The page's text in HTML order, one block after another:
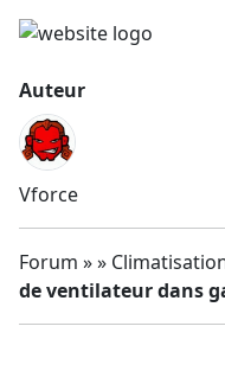
Auteur
Vforce
Forum » »
de ventilateur dans